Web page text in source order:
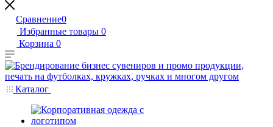
Сравнение0
Избранные товары 0
Корзина 0
Каталог